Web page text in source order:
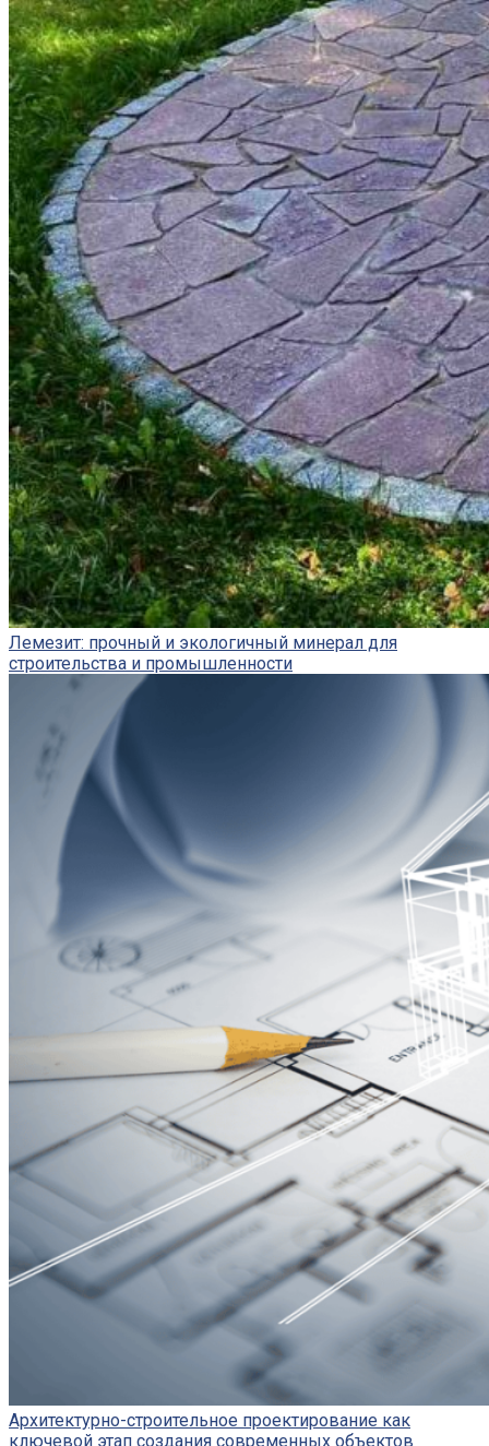
Лемезит: прочный и экологичный минерал для
строительства и промышленности
Архитектурно-строительное проектирование как
ключевой этап создания современных объектов